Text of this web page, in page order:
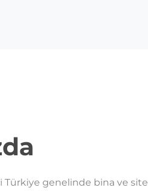
Türkiye genelinde bina ve site